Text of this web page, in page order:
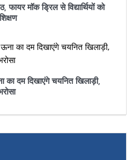
मॉक ड्रिल से विद्यार्थियों को
का दम दिखाएंगे चयनित खिलाड़ी,